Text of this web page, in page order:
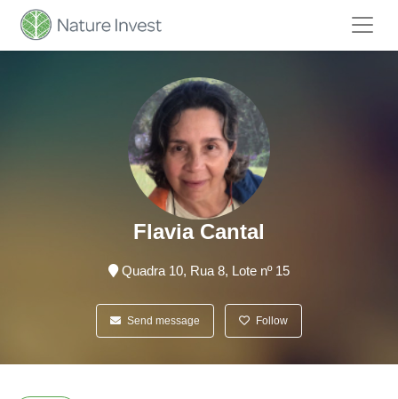
Flavia Cantal
Quadra 10, Rua 8, Lote nº 15
Send message Follow